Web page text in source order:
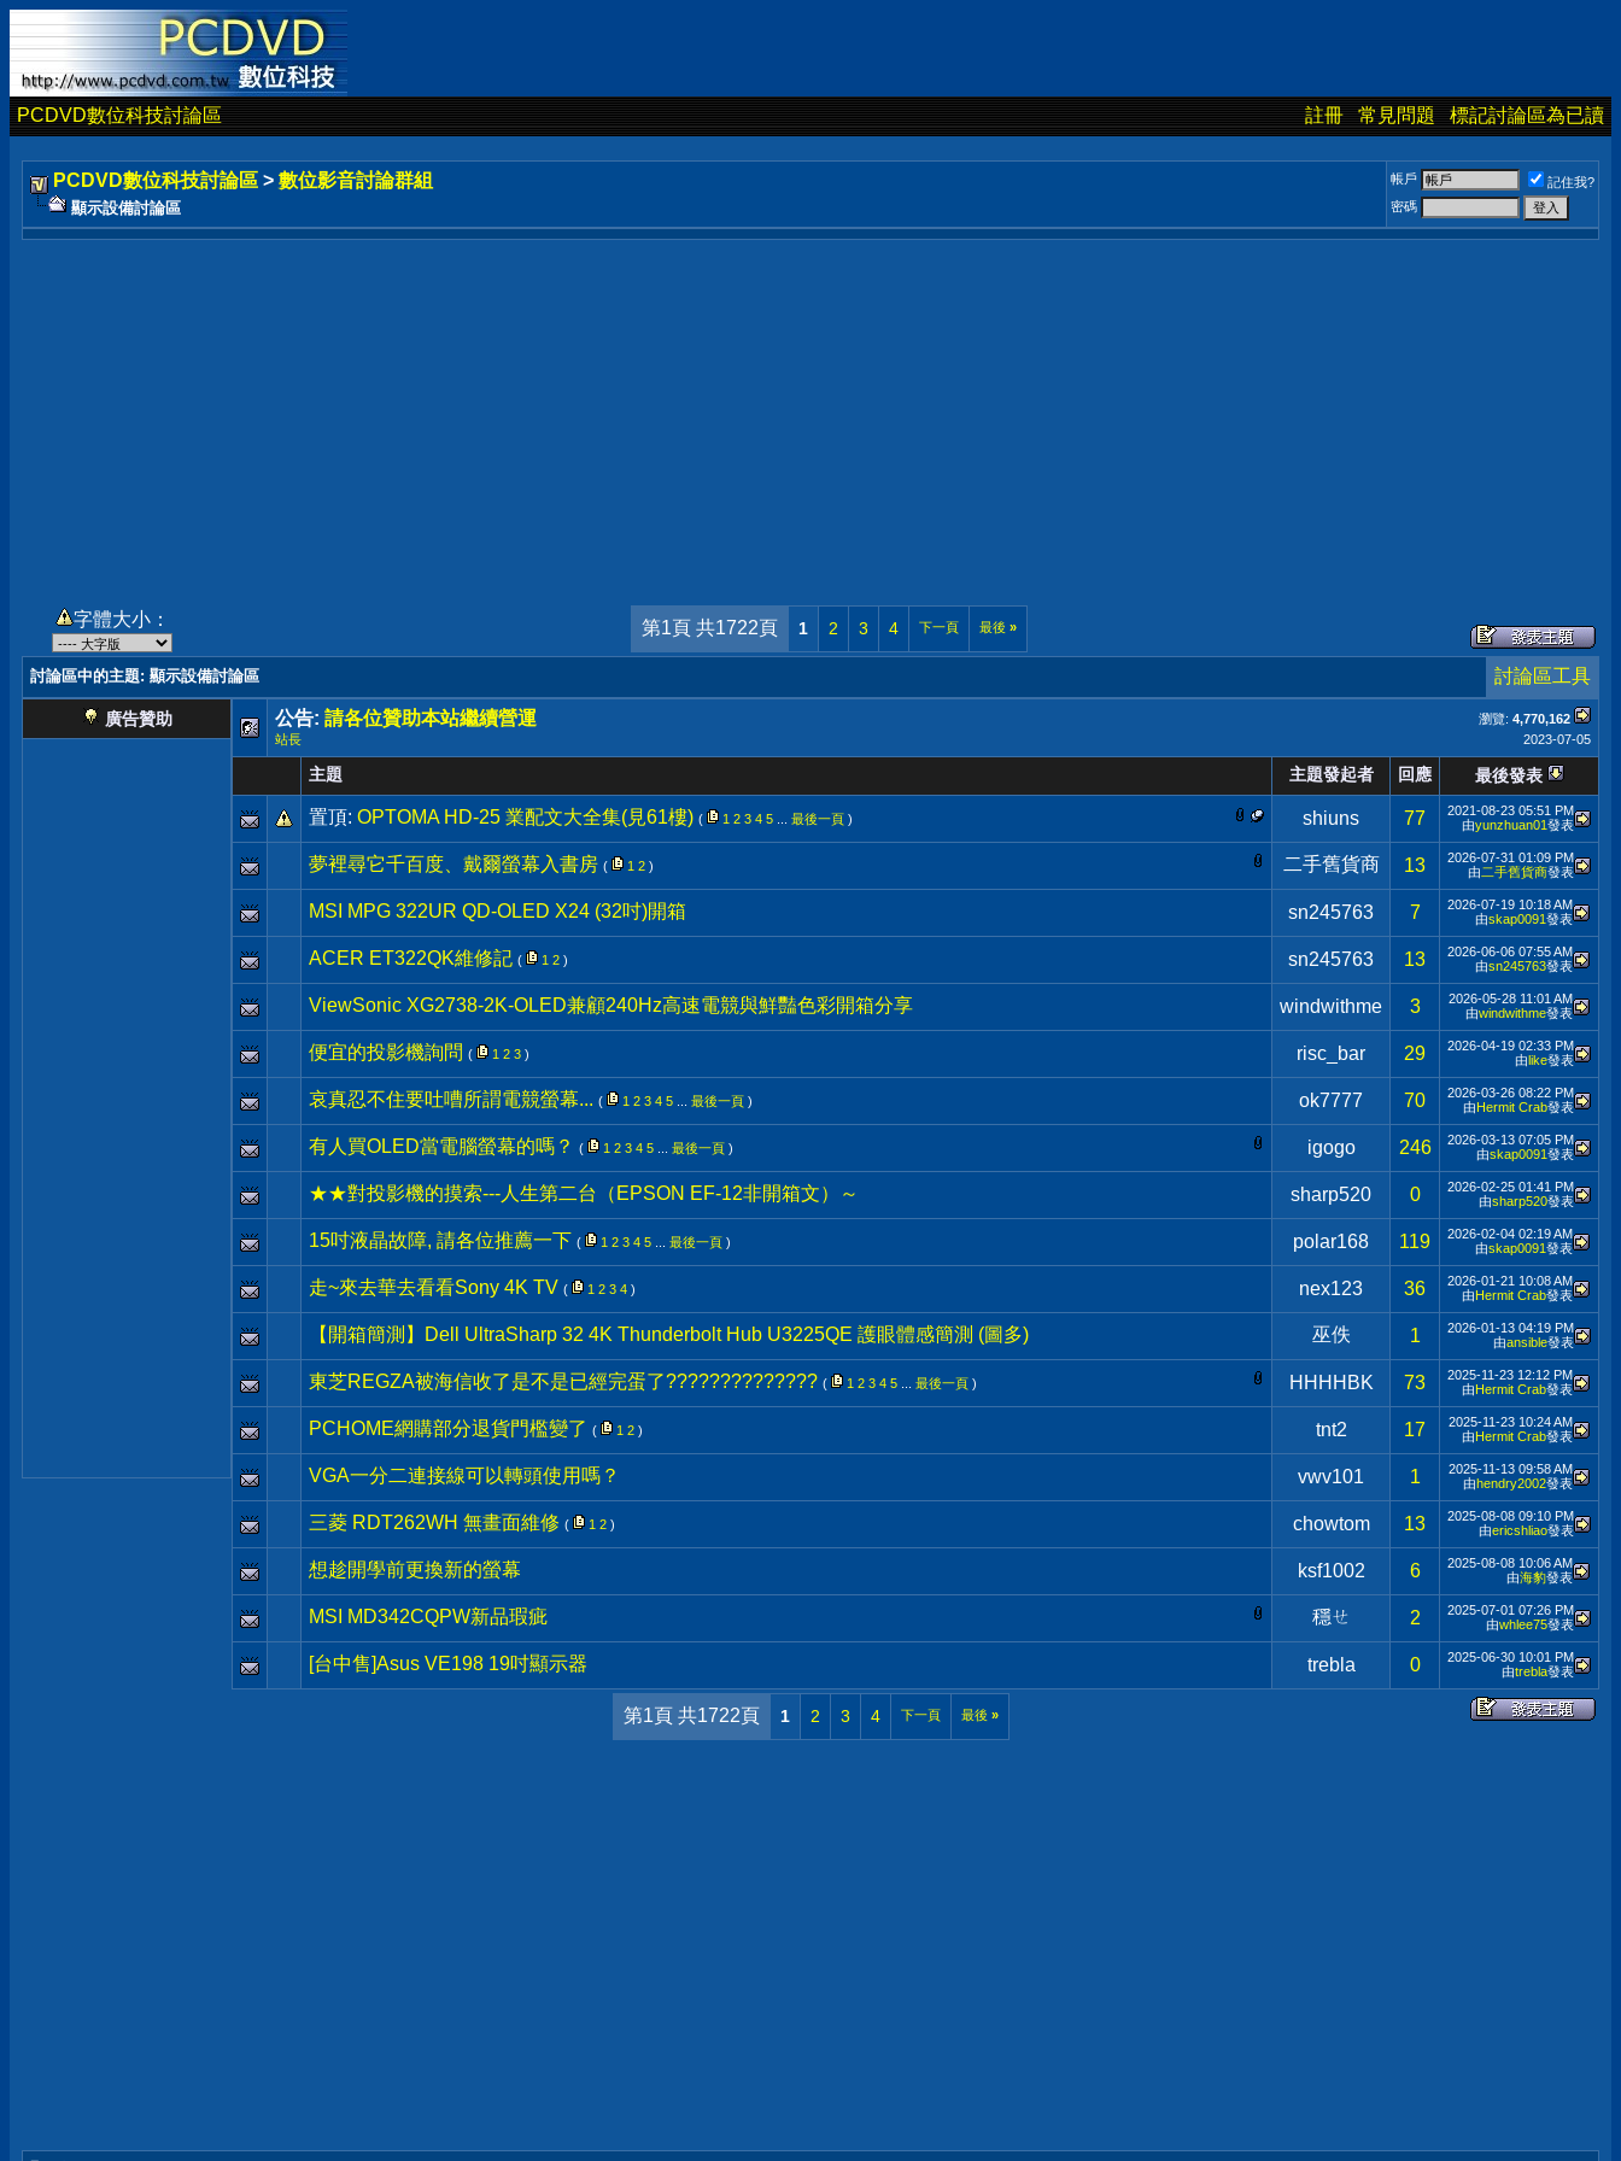
PCDVD數位科技討論區 註冊 常見問題 標記討論區為已讀
PCDVD數位科技討論區 > 數位影音討論群組
顯示設備討論區
帳戶
記住我?
密碼
字體大小： 第1頁 共1722頁 1 2 3 4 下一頁 最後 »
討論區中的主題: 顯示設備討論區 討論區工具
廣告贊助 瀏覽: 4,770,162
公告: 請各位贊助本站繼續營運
2023-07-05
站長
主題 主題發起者 回應 最後發表
置頂: OPTOMA HD-25 業配文大全集(見61樓) ( 1 2 3 4 5 最後一頁 ) shiuns 77 2021-08-23 05:51 PM
由yunzhuan01發表
夢裡尋它千百度、戴爾螢幕入書房 ( 1 2 ) 二手舊貨商 13 2026-07-31 01:09 PM
由二手舊貨商發表
MSI MPG 322UR QD-OLED X24 (32吋)開箱 sn245763 7 2026-07-19 10:18 AM
由skap0091發表
ACER ET322QK維修記 ( 1 2 ) sn245763 13 2026-06-06 07:55 AM
由sn245763發表
ViewSonic XG2738-2K-OLED兼顧240Hz高速電競與鮮豔色彩開箱分享 windwithme 3 2026-05-28 11:01 AM
由windwithme發表
便宜的投影機詢問 ( 1 2 3 ) risc_bar 29 2026-04-19 02:33 PM
由like發表
哀真忍不住要吐嘈所謂電競螢幕... ( 1 2 3 4 5 最後一頁 ) ok7777 70 2026-03-26 08:22 PM
由Hermit Crab發表
有人買OLED當電腦螢幕的嗎？ ( 1 2 3 4 5 最後一頁 ) igogo 246 2026-03-13 07:05 PM
由skap0091發表
★★對投影機的摸索---人生第二台（EPSON EF-12非開箱文）～ sharp520 0 2026-02-25 01:41 PM
由sharp520發表
15吋液晶故障, 請各位推薦一下 ( 1 2 3 4 5 最後一頁 ) polar168 119 2026-02-04 02:19 AM
由skap0091發表
走~來去華去看看Sony 4K TV ( 1 2 3 4 ) nex123 36 2026-01-21 10:08 AM
由Hermit Crab發表
【開箱簡測】Dell UltraSharp 32 4K Thunderbolt Hub U3225QE 護眼體感簡測 (圖多) 巫佚 1 2026-01-13 04:19 PM
由ansible發表
東芝REGZA被海信收了是不是已經完蛋了?????????????? ( 1 2 3 4 5 最後一頁 ) HHHHBK 73 2025-11-23 12:12 PM
由Hermit Crab發表
PCHOME網購部分退貨門檻變了 ( 1 2 ) tnt2 17 2025-11-23 10:24 AM
由Hermit Crab發表
VGA一分二連接線可以轉頭使用嗎？ vwv101 1 2025-11-13 09:58 AM
由hendry2002發表
三菱 RDT262WH 無畫面維修 ( 1 2 ) chowtom 13 2025-08-08 09:10 PM
由ericshliao發表
想趁開學前更換新的螢幕 ksf1002 6 2025-08-08 10:06 AM
由海豹發表
MSI MD342CQPW新品瑕疵 穩ㄝ 2 2025-07-01 07:26 PM
由whlee75發表
[台中售]Asus VE198 19吋顯示器 trebla 0 2025-06-30 10:01 PM
由trebla發表
第1頁 共1722頁 1 2 3 4 下一頁 最後 »